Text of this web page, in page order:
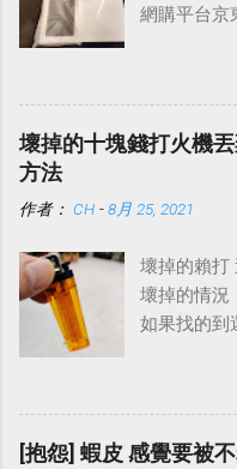
網購平台京
永遠希望
就看要怎麼
好了。
壞掉的十塊錢打火機
方法
作者： CH -8月 25, 2021
壞掉的賴打
壞掉的情況
如果找的到
[抱怨] 蝦皮 感覺要被